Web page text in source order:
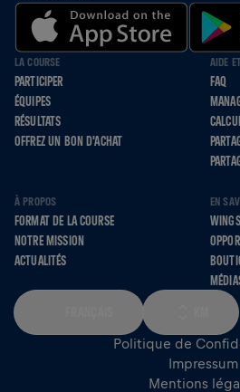
LA COURSE
PARTICIPER
ÉQUIPES
RÉSULTATS
OFFREZ UN BON D'ACHAT
AIDE
FAQ
À PROPOS
FORMAT DE LA COURSE
NOTRE MISSION
ACTUALITÉS
EN
Politique de
Impressum
Mentions